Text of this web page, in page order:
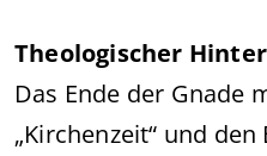
Theologischer
Das Ende der Gnade
„Kirchenzeit“ und